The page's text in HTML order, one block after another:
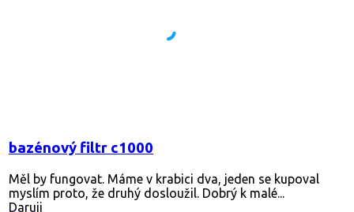
bazénový filtr c1000
Měl by fungovat. Máme v krabici dva, jeden se kupoval
myslím proto, že druhý dosloužil. Dobrý k malé...
Daruji